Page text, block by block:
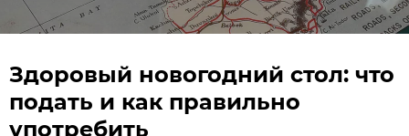
Здоровый новогодний стол: что
подать и как правильно
употребить